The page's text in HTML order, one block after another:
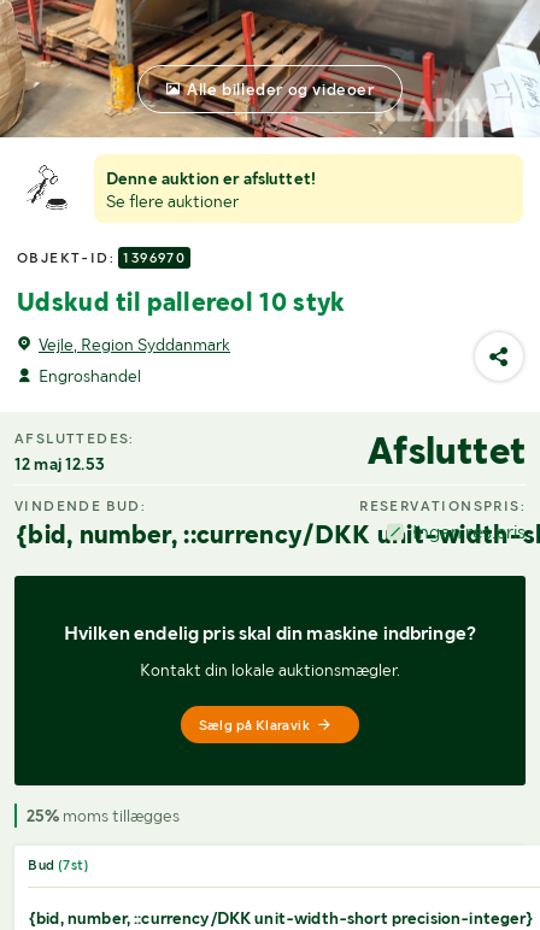
Denne auktion er afsluttet!
Se flere auktioner
OBJEKT-ID: 1396970
Udskud til pallereol 10 styk
Vejle, Region Syddanmark
Engroshandel
Alle billeder og videoer
AFSLUTTEDES:
12 maj 12.53 Afsluttet
VINDENDE BUD:
{bid, number, ::currency/DKK unit-width-
RESERVATIONSPRIS:
Ingen res.pris
Hvilken endelig pris skal din maskine indbringe?
Kontakt din lokale auktionsmægler.
Sælg på Klaravik
25% moms tillægges
Bud (7st)
{bid, number, ::currency/DKK unit-width-short precision-integer}